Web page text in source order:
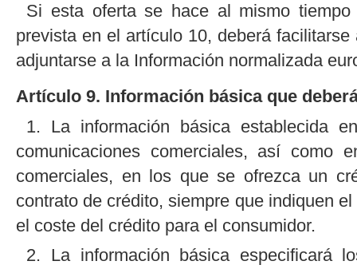
Si esta oferta se hace al mismo
prevista en el artículo 10, deberá
adjuntarse a la Información normalizada
Artículo 9. Información básica que
1. La información básica establecida
comunicaciones comerciales, así como
comerciales, en los que se ofrezca un
contrato de crédito, siempre que indiquen
el coste del crédito para el consumidor.
2. La información básica especificará